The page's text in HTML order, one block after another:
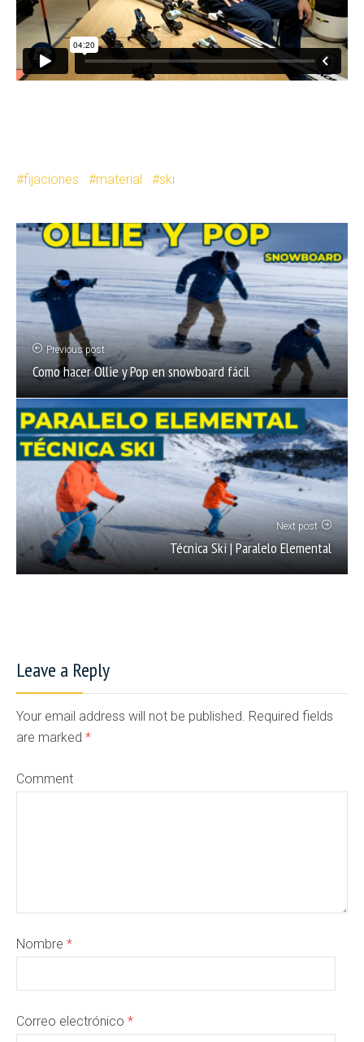
fijaciones material ski
Previous post
Como hacer Ollie y Pop en snowboard fácil
Next post
Técnica Ski | Paralelo Elemental
Leave a Reply
Your email address will not be published. Required fields
are marked *
Comment
Nombre *
Correo electrónico *